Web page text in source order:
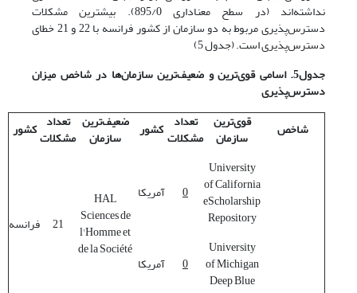
نداشته‌اند (در سطح معناداری 895/0). بیشترین مشکلات
دسترس‌پذیری مربوط به دو سازمان از کشور فرانسه با 22 و 21 خطای
دسترس‌پذیری است. (جدول 5)
جدول5. اسامی قوی
ترین و ضعیفترین سازمانها در شاخصمیزان
دسترسپذیری
شاخص
قویترین
سازمان
تعداد
مشکلات کشور ضعیفترین
سازمان
تعداد
مشکلاتکشور
University
of California
eScholarship
Repository
0 آمریکا HAL
Sciences de
l'Homme et
de la Société
21 فرانسه
University
of Michigan
Deep Blue
0 آمریکا